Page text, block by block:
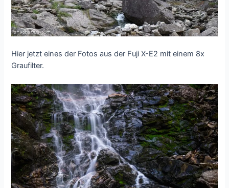
Hier jetzt eines der Fotos aus der Fuji X-E2 mit einem 8x
Graufilter.